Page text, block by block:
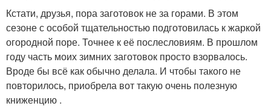
Кстати, друзья, пора заготовок не за горами. В этом
сезоне с особой тщательностью подготовилась к жаркой
огородной поре. Точнее к её послесловиям. В прошлом
году часть моих зимних заготовок просто взорвалось.
Вроде бы всё как обычно делала. И чтобы такого не
повторилось, приобрела вот такую очень полезную
книженцию .